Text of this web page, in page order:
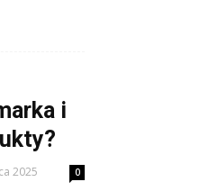
i
2025 0